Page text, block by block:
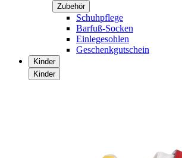
Zubehör
Schuhpflege
Barfuß-Socken
Einlegesohlen
Geschenkgutschein
Kinder
Kinder